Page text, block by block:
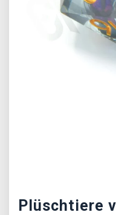
Plüschtiere